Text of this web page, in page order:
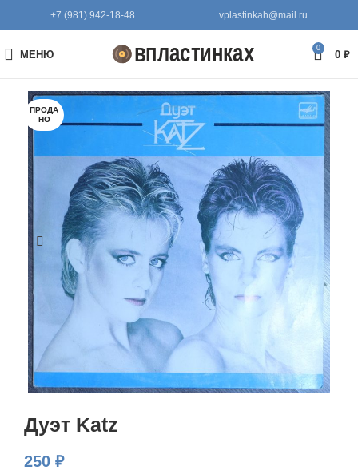
+7 (981) 942-18-48 vplastinkah@mail.ru
МЕНЮ
0
0 ₽
ПРОДА
НО
Дуэт Katz
250 ₽